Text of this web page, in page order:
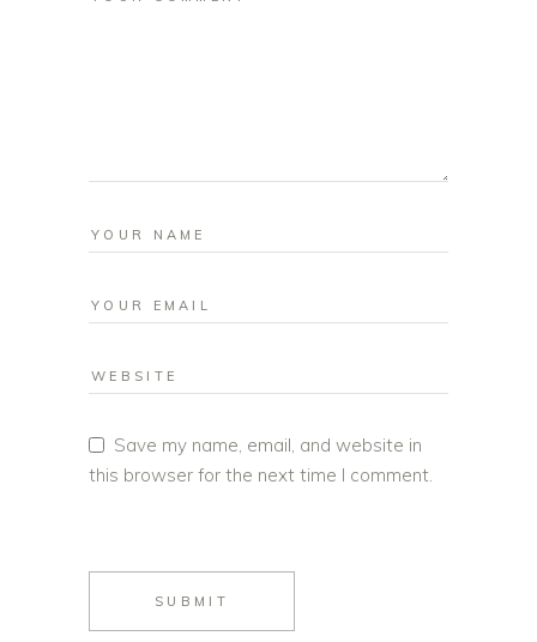
Save my name, email, and website in
this browser for the next time I comment.
SUBMIT